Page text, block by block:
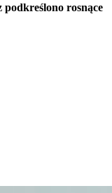
rosnące